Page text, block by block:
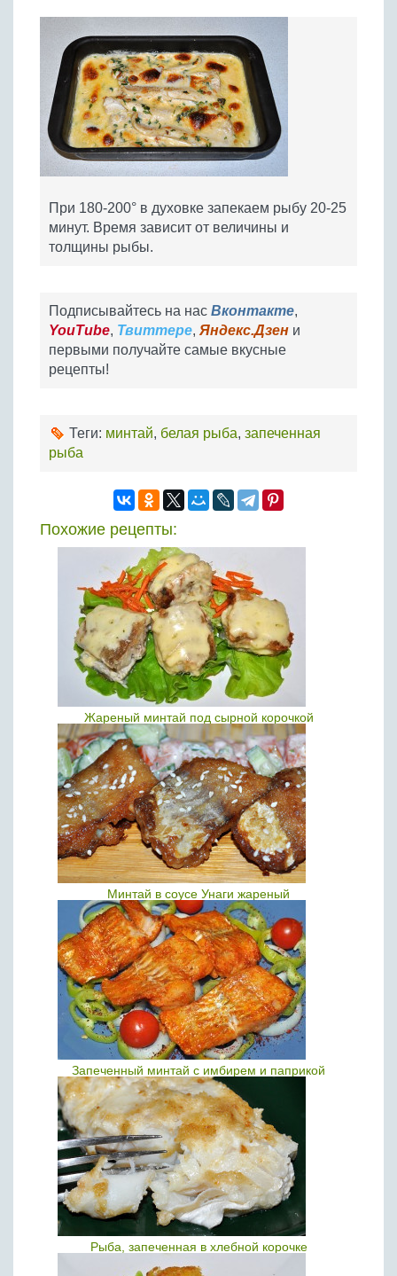
При 180-200° в духовке запекаем рыбу 20-25
минут. Время зависит от величины и
толщины рыбы.
Подписывайтесь на нас Вконтакте,
YouTube, Твиттере, Яндекс.Дзен и
первыми получайте самые вкусные
рецепты!
Теги: минтай, белая рыба, запеченная
рыба
Похожие рецепты:
Жареный минтай под сырной корочкой
Минтай в соусе Унаги жареный
Запеченный минтай с имбирем и паприкой
Рыба, запеченная в хлебной корочке